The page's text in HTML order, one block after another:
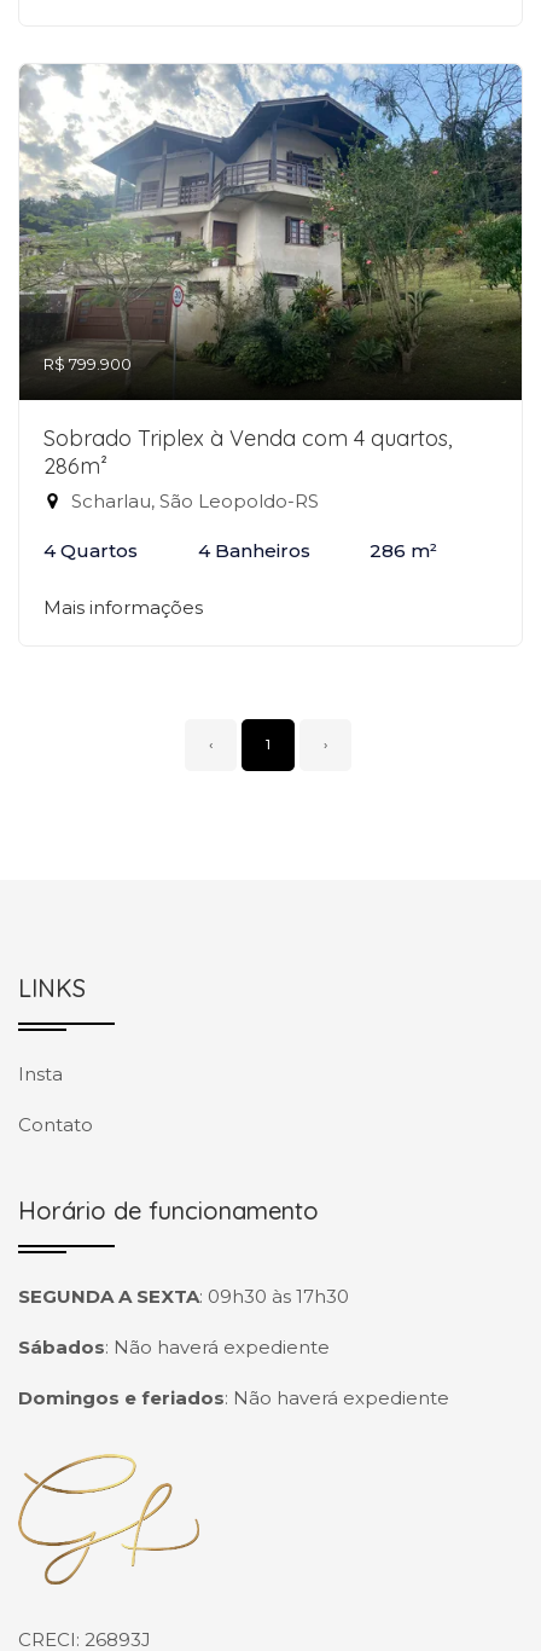
R$ 799.900
Sobrado Triplex à Venda com 4 quartos,
286m²
Scharlau, São Leopoldo-RS
4 Quartos 4 Banheiros 286 m²
Mais informações
‹ 1 ›
LINKS
Insta
Contato
Horário de funcionamento
SEGUNDA A SEXTA: 09h30 às 17h30
Sábados: Não haverá expediente
Domingos e feriados: Não haverá expediente
Página inicial
CRECI: 26893J